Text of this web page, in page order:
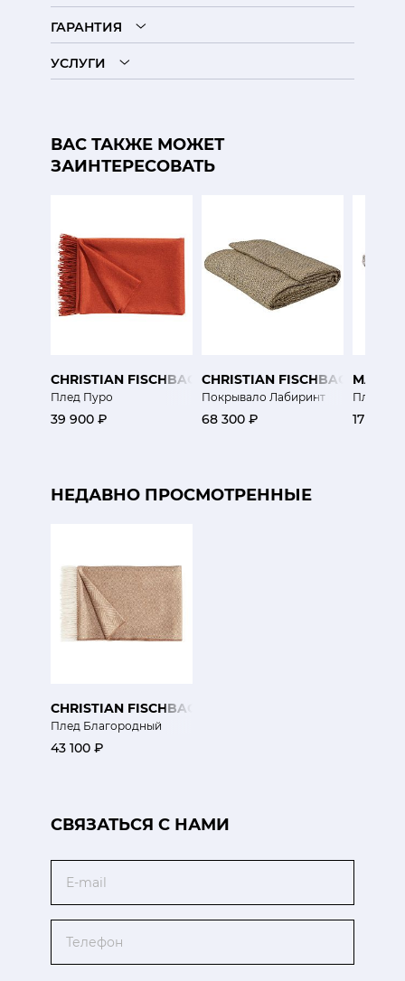
ГАРАНТИЯ
УСЛУГИ
ВАС ТАКЖЕ МОЖЕТ
ЗАИНТЕРЕСОВАТЬ
CHRISTIAN FISCHBACHER
Плед Пуро
39 900 ₽
CHRISTIAN FISCHBACHER
Покрывало Лабиринт
68 300 ₽
Плед
17 500 ₽
НЕДАВНО ПРОСМОТРЕННЫЕ
CHRISTIAN FISCHBACHER
Плед Благородный
43 100 ₽
CВЯЗАТЬСЯ С НАМИ